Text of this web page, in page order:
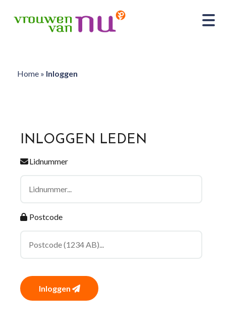
Home» Inloggen
INLOGGEN LEDEN
Lidnummer
Postcode
Inloggen